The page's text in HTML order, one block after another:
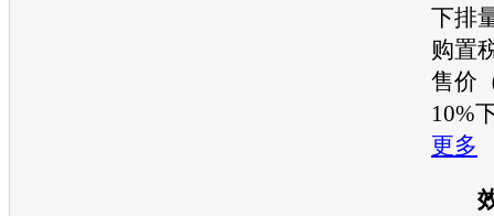
下排
购置
售价
10%
更多